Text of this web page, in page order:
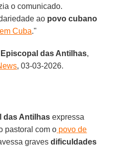
o comunicado.
ao povo cubano
Cuba."
das Antilhas,
, 03-03-2026.
das Antilhas expressa
pastoral com o povo de
gravesdificuldades